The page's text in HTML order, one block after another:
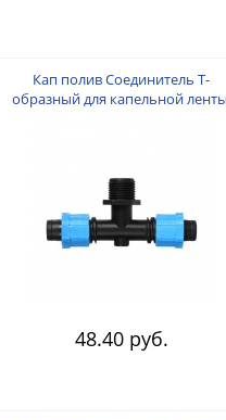
Кап полив Соединитель Т-
образный для капельной
48.40 руб.